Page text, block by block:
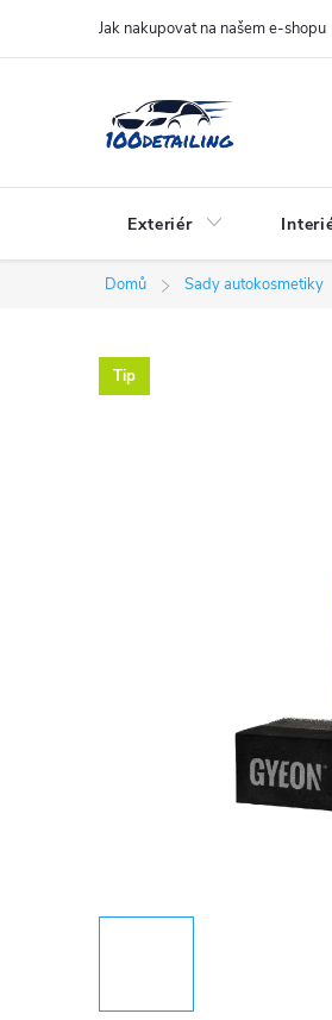
Jak nakupovat na našem e-shopu
Exteriér
Domů Sady autokosmetiky
Tip